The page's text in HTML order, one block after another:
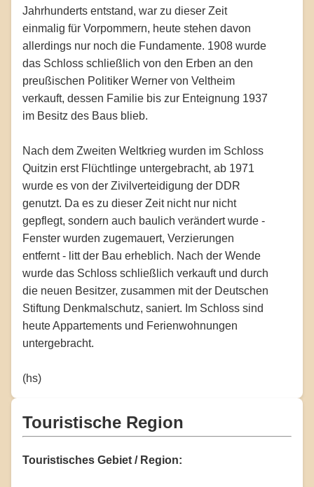
Jahrhunderts entstand, war zu dieser Zeit
einmalig für Vorpommern, heute stehen davon
allerdings nur noch die Fundamente. 1908 wurde
das Schloss schließlich von den Erben an den
preußischen Politiker Werner von Veltheim
verkauft, dessen Familie bis zur Enteignung 1937
im Besitz des Baus blieb.
Nach dem Zweiten Weltkrieg wurden im Schloss
Quitzin erst Flüchtlinge untergebracht, ab 1971
wurde es von der Zivilverteidigung der DDR
genutzt. Da es zu dieser Zeit nicht nur nicht
gepflegt, sondern auch baulich verändert wurde -
Fenster wurden zugemauert, Verzierungen
entfernt - litt der Bau erheblich. Nach der Wende
wurde das Schloss schließlich verkauft und durch
die neuen Besitzer, zusammen mit der Deutschen
Stiftung Denkmalschutz, saniert. Im Schloss sind
heute Appartements und Ferienwohnungen
untergebracht.
(hs)
Touristische Region
Touristisches Gebiet / Region: